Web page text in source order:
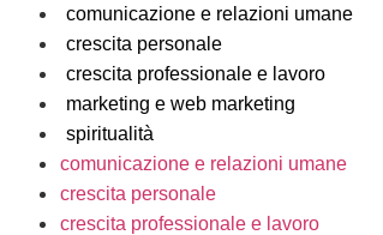
comunicazione e relazioni umane
crescita personale
crescita professionale e lavoro
marketing e web marketing
spiritualità
comunicazione e relazioni umane
crescita personale
crescita professionale e lavoro